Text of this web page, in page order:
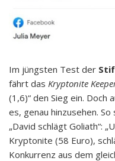
Im jüngsten Test der
fährt das Kryptonite
(1,6)“ den Sieg ein.
es, genau hinzusehen.
„David schlägt Goliath“:
Kryptonite (58 Euro),
Konkurrenz aus dem